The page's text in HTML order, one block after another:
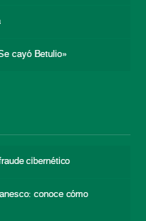
cayó Betulio»
cibernético
conoce cómo